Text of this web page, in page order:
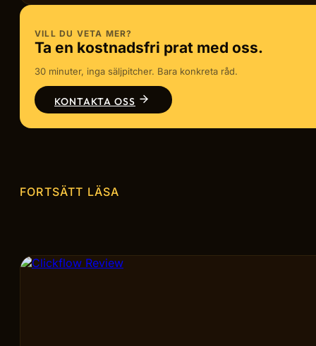
VILL DU VETA MER?
Ta en kostnadsfri prat med oss.
30 minuter, inga säljpitcher. Bara konkreta råd.
KONTAKTA OSS
FORTSÄTT LÄSA